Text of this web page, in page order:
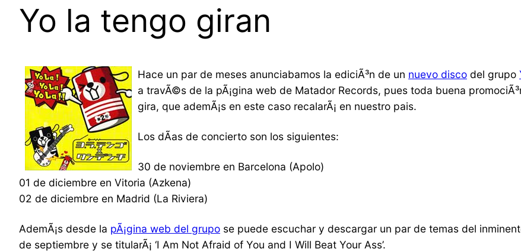
Yo la tengo giran
Hace un par de meses anunciabamos la ediciÃ³n de un nuevo disco del grupo
a travÃ©s de la pÃ¡gina web de Matador Records, pues toda buena
gira, que ademÃ¡s en este caso recalarÃ¡ en nuestro pais.
Los dÃ­as de concierto son los siguientes:
30 de noviembre en Barcelona (Apolo)
01 de diciembre en Vitoria (Azkena)
02 de diciembre en Madrid (La Riviera)
AdemÃ¡s desde la pÃ¡gina web del grupo se puede escuchar y descargar un par de temas del
de septiembre y se titularÃ¡ ‘I Am Not Afraid of You and I Will Beat Your Ass’.